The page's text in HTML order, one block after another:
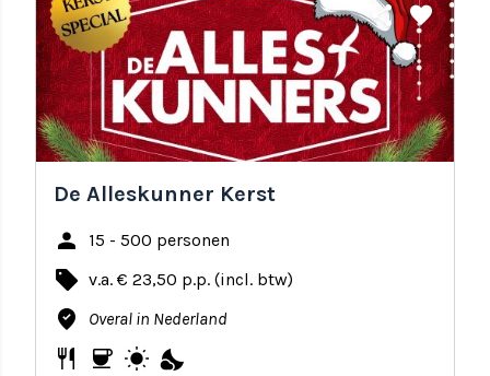
share favorite
De Alleskunner Kerst
person 15 - 500 personen
local_offer v.a. € 23,50 p.p. (incl. btw)
where_to_vote Overal in Nederland
restaurant coffee wb_sunny nights_stay